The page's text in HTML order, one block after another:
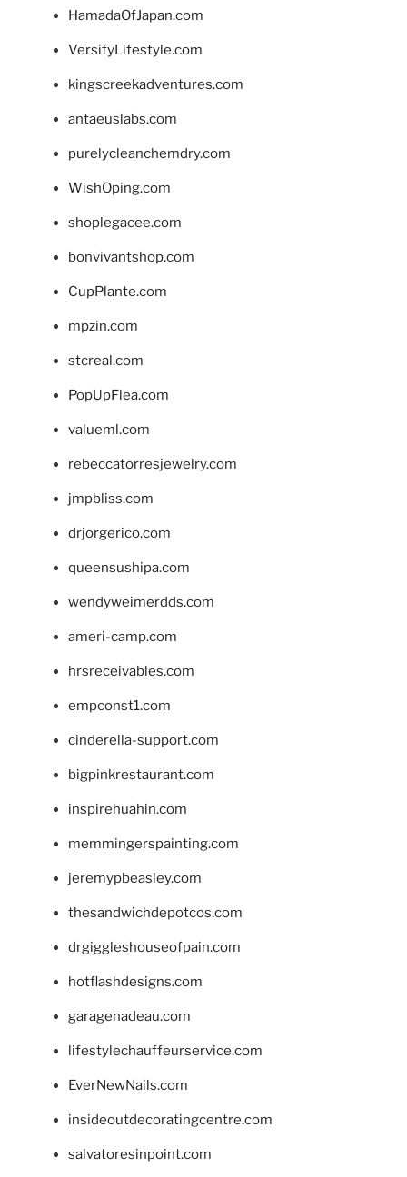
HamadaOfJapan.com
VersifyLifestyle.com
kingscreekadventures.com
antaeuslabs.com
purelycleanchemdry.com
WishOping.com
shoplegacee.com
bonvivantshop.com
CupPlante.com
mpzin.com
stcreal.com
PopUpFlea.com
valueml.com
rebeccatorresjewelry.com
jmpbliss.com
drjorgerico.com
queensushipa.com
wendyweimerdds.com
ameri-camp.com
hrsreceivables.com
empconst1.com
cinderella-support.com
bigpinkrestaurant.com
inspirehuahin.com
memmingerspainting.com
jeremypbeasley.com
thesandwichdepotcos.com
drgiggleshouseofpain.com
hotflashdesigns.com
garagenadeau.com
lifestylechauffeurservice.com
EverNewNails.com
insideoutdecoratingcentre.com
salvatoresinpoint.com